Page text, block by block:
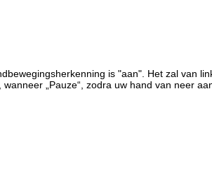
is "aan". Het zal van
„Pauze“, zodra uw hand van neer